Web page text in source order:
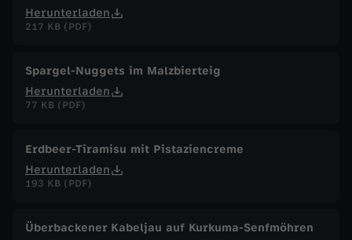
Herunterladen
217 KB (PDF)
Spargel-Nuggets im Malzbierteig
Herunterladen
77 KB (PDF)
Erdbeer-Tiramisu mit Pistaziencreme
Herunterladen
193 KB (PDF)
Überbackener Kabeljau auf Kurkuma-Senfmöhren